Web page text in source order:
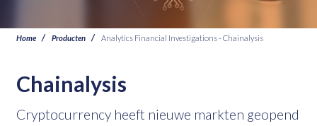
Home Producten Analytics Financial Investigations - Chainalysis
Chainalysis
Cryptocurrency heeft nieuwe markten geopend